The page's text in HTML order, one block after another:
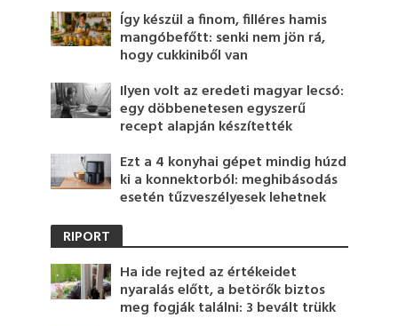
Így készül a finom, filléres hamis
mangóbefőtt: senki nem jön rá,
hogy cukkiniből van
Ilyen volt az eredeti magyar lecsó:
egy döbbenetesen egyszerű
recept alapján készítették
Ezt a 4 konyhai gépet mindig húzd
ki a konnektorból: meghibásodás
esetén tűzveszélyesek lehetnek
RIPORT
Ha ide rejted az értékeidet
nyaralás előtt, a betörők biztos
meg fogják találni: 3 bevált trükk